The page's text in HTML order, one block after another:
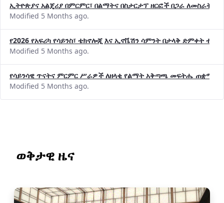
ኢትዮጵያና አልጄሪያ በምርምር፣ በልማትና በስታርታፕ ዘርፎች በጋራ ለመስራት
Modified 5 Months ago.
የ2026 የአፍሪካ የሳይንስ፣ ቴክኖሎጂ እና ኢኖቬሽን ሳምንት በታላቅ ድምቀት
Modified 5 Months ago.
የሳይንሳዊ ጥናትና ምርምር ሥራዎች ለዘላቂ የልማት አቅጣጫ መፍትሔ ጠቋሚ
Modified 5 Months ago.
ወቅታዊ ዜና